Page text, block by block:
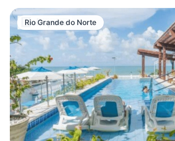
Rio Grande do Norte